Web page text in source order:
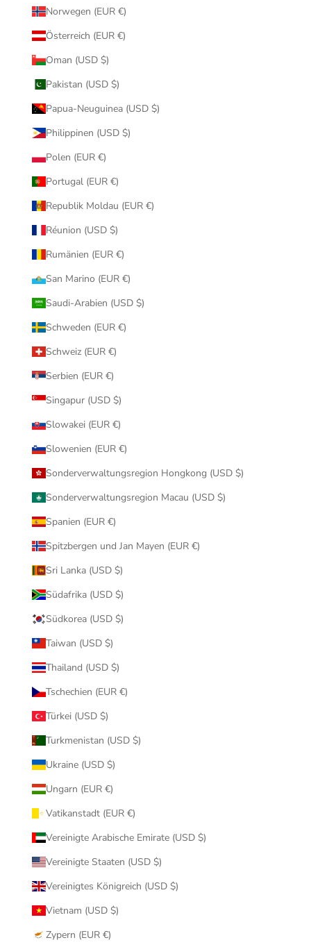
Norwegen (EUR €)
Österreich (EUR €)
Oman (USD $)
Pakistan (USD $)
Papua-Neuguinea (USD $)
Philippinen (USD $)
Polen (EUR €)
Portugal (EUR €)
Republik Moldau (EUR €)
Réunion (USD $)
Rumänien (EUR €)
San Marino (EUR €)
Saudi-Arabien (USD $)
Schweden (EUR €)
Schweiz (EUR €)
Serbien (EUR €)
Singapur (USD $)
Slowakei (EUR €)
Slowenien (EUR €)
Sonderverwaltungsregion Hongkong (USD $)
Sonderverwaltungsregion Macau (USD $)
Spanien (EUR €)
Spitzbergen und Jan Mayen (EUR €)
Sri Lanka (USD $)
Südafrika (USD $)
Südkorea (USD $)
Taiwan (USD $)
Thailand (USD $)
Tschechien (EUR €)
Türkei (USD $)
Turkmenistan (USD $)
Ukraine (USD $)
Ungarn (EUR €)
Vatikanstadt (EUR €)
Vereinigte Arabische Emirate (USD $)
Vereinigte Staaten (USD $)
Vereinigtes Königreich (USD $)
Vietnam (USD $)
Zypern (EUR €)